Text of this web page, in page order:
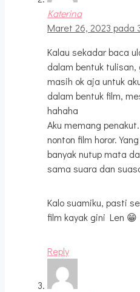
Katerina
Maret 26, 2023 pada
Kalau sekadar baca
dalam bentuk tulisan,
masih ok aja untuk
dalam bentuk film,
hahaha
Aku memang
nonton film horor.
banyak nutup mata
sama suara dan
Kalo suamiku, pasti
film kayak gini Len 😁
Reply